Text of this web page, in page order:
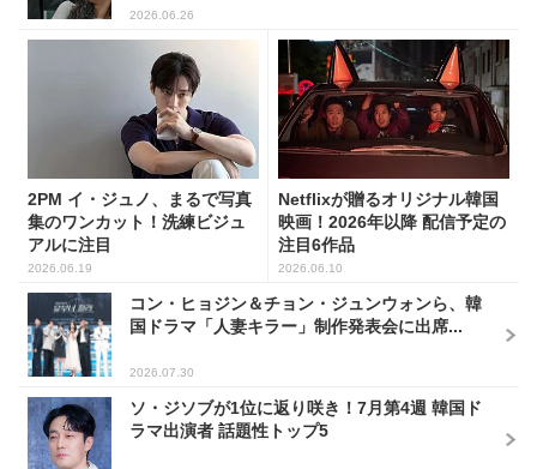
2026.06.26
2PM イ・ジュノ、まるで写真
集のワンカット！洗練ビジュ
アルに注目
2026.06.19
Netflixが贈るオリジナル韓国
映画！2026年以降 配信予定の
注目6作品
2026.06.10
コン・ヒョジン＆チョン・ジュンウォンら、韓
国ドラマ「人妻キラー」制作発表会に出席...
2026.07.30
ソ・ジソブが1位に返り咲き！7月第4週 韓国ド
ラマ出演者 話題性トップ5